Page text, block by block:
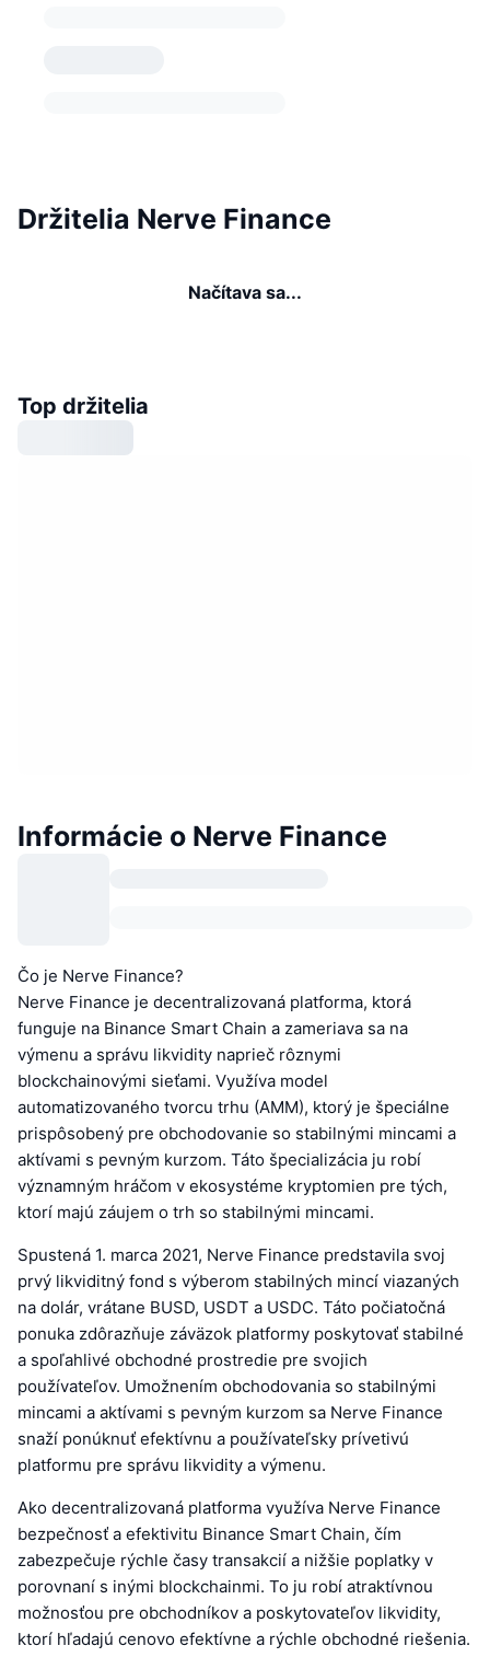
Držitelia Nerve Finance
Načítava sa...
Top držitelia
Informácie o Nerve Finance
Čo je Nerve Finance?
Nerve Finance je decentralizovaná platforma, ktorá
funguje na Binance Smart Chain a zameriava sa na
výmenu a správu likvidity naprieč rôznymi
blockchainovými sieťami. Využíva model
automatizovaného tvorcu trhu (AMM), ktorý je špeciálne
prispôsobený pre obchodovanie so stabilnými mincami a
aktívami s pevným kurzom. Táto špecializácia ju robí
významným hráčom v ekosystéme kryptomien pre tých,
ktorí majú záujem o trh so stabilnými mincami.
Spustená 1. marca 2021, Nerve Finance predstavila svoj
prvý likviditný fond s výberom stabilných mincí viazaných
na dolár, vrátane BUSD, USDT a USDC. Táto počiatočná
ponuka zdôrazňuje záväzok platformy poskytovať stabilné
a spoľahlivé obchodné prostredie pre svojich
používateľov. Umožnením obchodovania so stabilnými
mincami a aktívami s pevným kurzom sa Nerve Finance
snaží ponúknuť efektívnu a používateľsky prívetivú
platformu pre správu likvidity a výmenu.
Ako decentralizovaná platforma využíva Nerve Finance
bezpečnosť a efektivitu Binance Smart Chain, čím
zabezpečuje rýchle časy transakcií a nižšie poplatky v
porovnaní s inými blockchainmi. To ju robí atraktívnou
možnosťou pre obchodníkov a poskytovateľov likvidity,
ktorí hľadajú cenovo efektívne a rýchle obchodné riešenia.